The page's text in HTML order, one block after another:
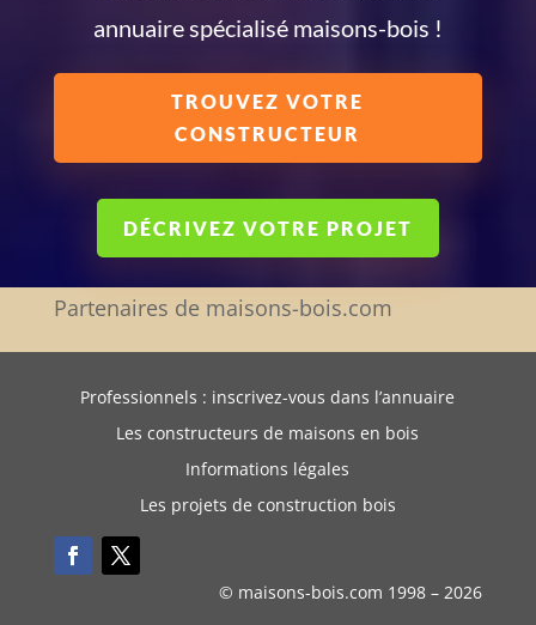
annuaire spécialisé maisons-bois !
TROUVEZ VOTRE
CONSTRUCTEUR
DÉCRIVEZ VOTRE PROJET
Partenaires de maisons-bois.com
Professionnels : inscrivez-vous dans l’annuaire
Les constructeurs de maisons en bois
Informations légales
Les projets de construction bois
© maisons-bois.com 1998 –2026